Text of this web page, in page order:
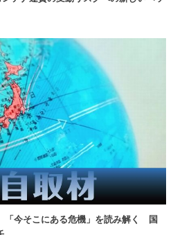
「今そこにある危機」を読み解く 国